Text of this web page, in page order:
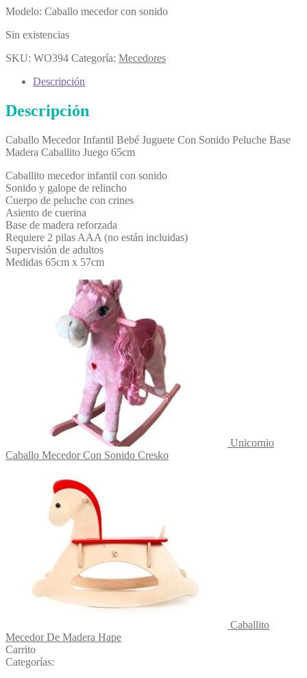
Modelo: Caballo mecedor con sonido
Sin existencias
SKU: WO394 Categoría: Mecedores
Descripción
Descripción
Caballo Mecedor Infantil Bebé Juguete Con Sonido Peluche Base
Madera Caballito Juego 65cm
Caballito mecedor infantil con sonido
Sonido y galope de relincho
Cuerpo de peluche con crines
Asiento de cuerina
Base de madera reforzada
Requiere 2 pilas AAA (no están incluidas)
Supervisión de adultos
Medidas 65cm x 57cm
Unicornio
Caballo Mecedor Con Sonido Cresko
Caballito
Mecedor De Madera Hape
Carrito
Categorías: